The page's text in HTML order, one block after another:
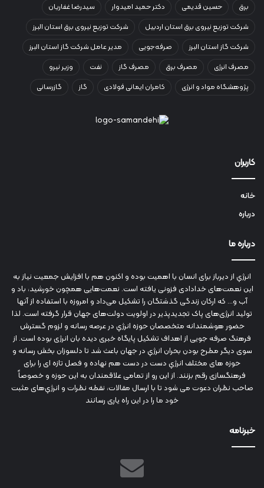
برق حسین قدیمی دکتر حمید امیدوار
سیدرضا غفاریان
شرکت توزیع نیروی برق استان اردبیل
شرکت توزیع نیروی برق استان البرز
شرکت گاز استان البرز
صرفه‌جویی
مدیر عامل شرکت گاز استان البرز
مصرف انرژی
مصرف برق مصرف گاز نفت
وزیر نیرو
پژوهشگاه مواد و انرژی
کامران ایمانی فولادی گاز گازرسانی
کاربران
خانه
درباره
درباره ما
انرژي‌ از دیرباز برای انسان با اهمیت بوده و اکنون هم با افزایش جمعیت نیاز به
این نعمت‌های خدادادی فزونی یافته است. نعمت‌هایی همچون خورشید، باد و
آب و... که ارکان زندگی گذشتگان را تشکیل می‌داد و امروزه با استفاده از آنها
تولید انرژی‌های پاک تجدیدپذیر در اولویت دولت‌های جهان قرار گرفته است. لذا
حضور هوشمندانه متخصصان حوزه انرژي در عرصه رسانه و لزوم گسترش
فرهنگ صرفه جویی از اهداف تشکیل پایگاه خبری دیده بان انرژی بوده است. از
سوی دیگر مطرح بودن بحران انرژي در جهان باعث شد تا دلسوزان بخش رسانه و
حوزه های مختلف انرژي دست در دست هم نهاده و فصل تازه ای را برای
فرهنگسازی رقم بزنند. از این رو از تمامی علاقمندان به این حوزه و خصوصاً
صاحب نظران دعوت می شود تا با ارسال مقالات، نقطه نظرات و انرژي‌های مثبت
خود ما را در این راه یاری رسانند
خبرنامه